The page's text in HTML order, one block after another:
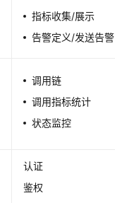
指标收集/展示
告警定义/发送告警
调用链
调用指标统计
状态监控
认证
鉴权